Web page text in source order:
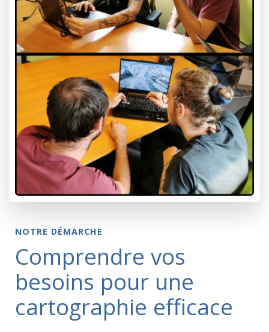
NOTRE DÉMARCHE
Comprendre vos
besoins pour une
cartographie efficace